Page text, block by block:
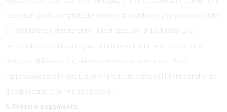
necessari per la completa definizione dell’ordine e che gli ordini relativi
a Prodotti che richiederanno la realizzazione di particolari e/o
personalizzazioni totali o parziali non rientranti nella produzione
standard di Besenzoni, si intenderanno accettati solo dopo
l’approvazione e la restituzione firmata da parte del Cliente anche dei
disegni tecnici a tal fine predisposti.
4. Prezzi e pagamento